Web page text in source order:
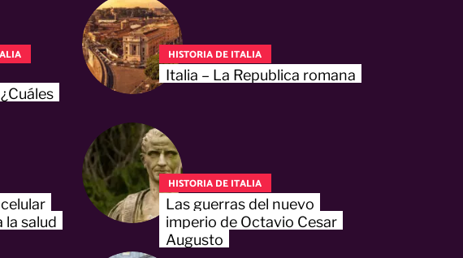
la salud
HISTORIA DE ITALIA
Italia – La Republica romana
HISTORIA DE ITALIA
Las guerras del nuevo
imperio de Octavio Cesar
Augusto